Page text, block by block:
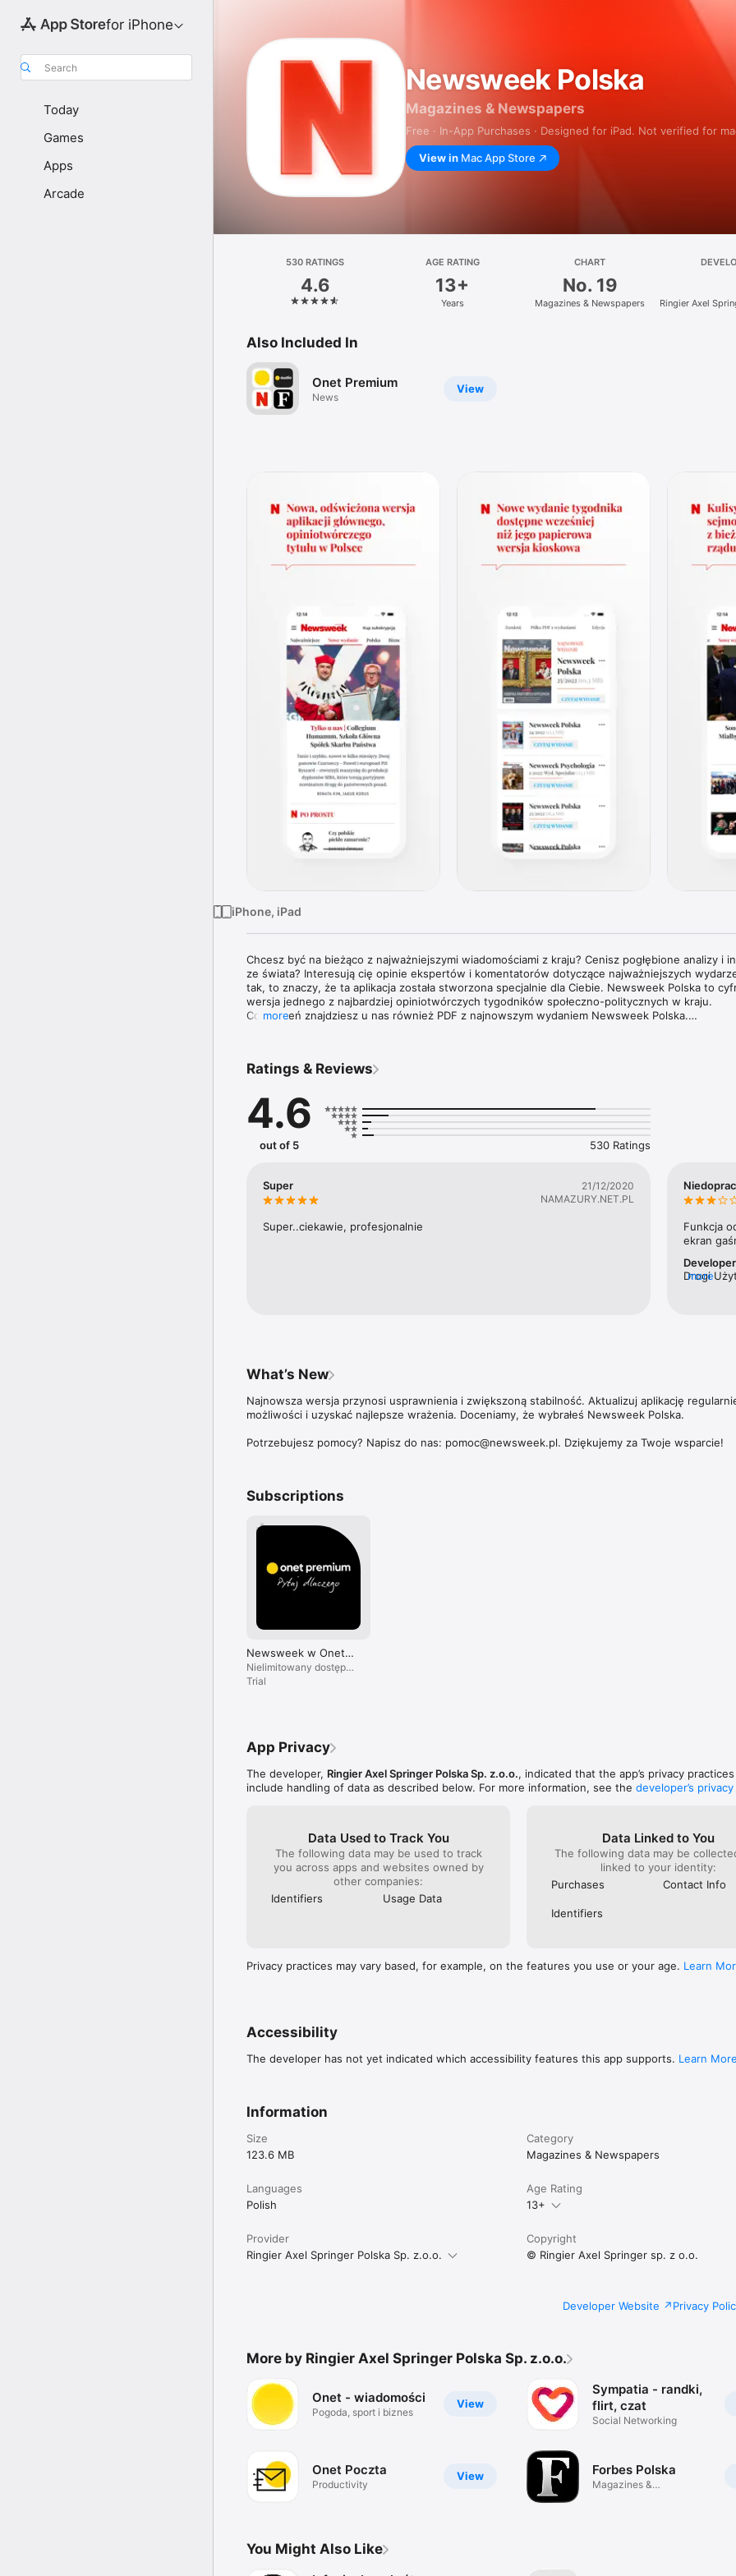
for iPhone
Search
Today
Games
Apps
Arcade
Newsweek Polska
Magazines & Newspapers
Free · In-App Purchases · Designed for iPad. Not verified for
View in Mac App Store
530 RATINGS
4.6
AGE RATING
13+
Years
CHART
No. 19
Magazines & Newspapers
Ringier Axel
Also Included In
View
Onet Premium
News
iPhone, iPad
Chcesz być na bieżąco z najważniejszymi wiadomościami z kraju? Cenisz pogłębione analizy i
ze świata? Interesują cię opinie ekspertów i komentatorów dotyczące najważniejszych
tak, to znaczy, że ta aplikacja została stworzona specjalnie dla Ciebie. Newsweek Polska to
wersja jednego z najbardziej opiniotwórczych tygodników społeczno-politycznych w kraju.
Co tydzień znajdziesz u nas również PDF z najnowszym wydaniem Newsweek Polska.
ekspertów w swoich dziedzinach. Tygodnik Newsweek Polska to także wywiady z autorytetami i
granicą.
Na łamach tygodnika publikują również cenieni publicyści, tacy jak Zbigniew Hołdys, Krzysztof
czy Marcin Meller.
ale także do wszystkich magazynów – np. „Newsweeka Historia”, Newsweek Psychologia”,
Zdrowie”,  oraz wszystkich wydań specjalnych.
Więcej szczegółów dotyczących subskrypcji, politykę prywatności oraz zasady użytkowania
more
Ratings & Reviews
4.6
out of 5 530 Ratings
Super
21/12/2020
NAMAZURY.NET.PL
Super..ciekawie, profesjonalnie
Funkcja
ekran
Drogi
more
What’s New
Najnowsza wersja przynosi usprawnienia i zwiększoną stabilność. Aktualizuj aplikację
możliwości i uzyskać najlepsze wrażenia. Doceniamy, że wybrałeś Newsweek Polska.
Potrzebujesz pomocy? Napisz do nas: pomoc@newsweek.pl. Dziękujemy za Twoje wsparcie!
Subscriptions
Newsweek w Onet
Premium
Nielimitowany dostęp
do treści i brak reklam.
Trial
App Privacy
The developer, Ringier Axel Springer Polska Sp. z.o.o., indicated that the app’s privacy
include handling of data as described below. For more information, see the developer’s
Data Used to Track You
The following data may be used to track
you across apps and websites owned by
other companies:
Identifiers
Usage Data
Data Linked to You
The following data may be
linked to your identity:
Purchases
Contact Info
Identifiers
Privacy practices may vary based, for example, on the features you use or your age. Learn
Accessibility
The developer has not yet indicated which accessibility features this app supports. Learn More
Information
Size
123.6 MB
Category
Magazines & Newspapers
Languages
Polish
Age Rating
13+
Provider
Ringier Axel Springer Polska Sp. z.o.o.
Copyright
© Ringier Axel Springer sp. z o.o.
Developer Website Privacy
More by Ringier Axel Springer Polska Sp. z.o.o.
View
Onet - wiadomości
Pogoda, sport i biznes
View
Onet Poczta
Productivity
Sympatia - randki,
flirt, czat
Social Networking
Forbes Polska
Magazines &
You Might Also Like